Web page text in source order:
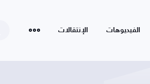
الفيديوهات الإنتقالات